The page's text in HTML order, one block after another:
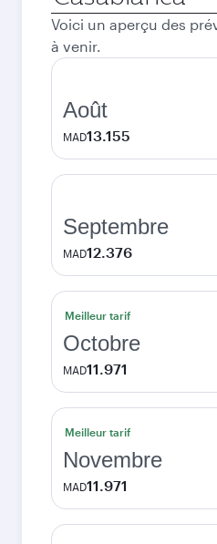
de
départ
Voici un aperçu des
à venir.
Août
MAD13.155
Septembre
MAD12.376
Meilleur tarif
Octobre
MAD11.971
Meilleur tarif
Novembre
MAD11.971